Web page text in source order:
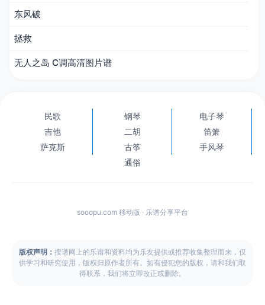
东风破
拯救
无人之岛 C调高清图片谱
民歌 钢琴
电子琴
吉他
二胡
笛箫
萨克斯
古筝
手风琴
通俗
sooopu.com 移动版 · 乐谱分享平台
版权声明： 搜谱网上的乐谱和资料均为乐友提供或推荐收集整理而来，仅
供学习和研究使用，版权归原作者所有。如有侵犯您的版权，请和我们取
得联系，我们将立即改正或删除。